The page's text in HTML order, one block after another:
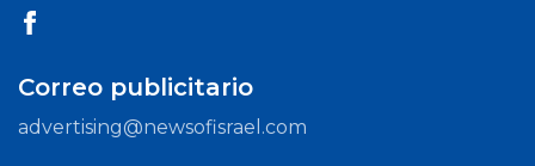
Correo publicitario
advertising@newsofisrael.com